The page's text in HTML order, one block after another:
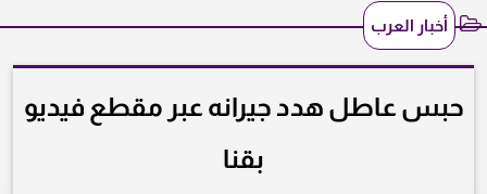
أخبار العرب
حبس عاطل هدد جيرانه عبر مقطع فيديو
بقنا